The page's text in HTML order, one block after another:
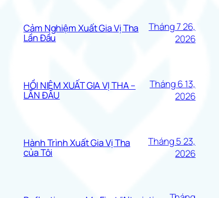
Cảm Nghiệm Xuất Gia Vị Tha
Lần Đầu
Tháng 7 26,
2026
HỒI NIỆM XUẤT GIA VỊ THA –
LẦN ĐẦU
Tháng 6 13,
2026
Hành Trình Xuất Gia Vị Tha
của Tôi
Tháng 5 23,
2026